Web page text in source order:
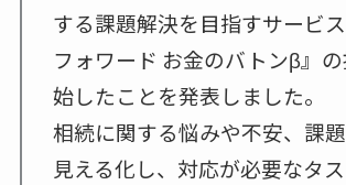
する課題解決を目指すサービ
フォワード お金のバトンβ』
始したことを発表しました。
相続に関する悩みや不安、課
見える化し、対応が必要なタ